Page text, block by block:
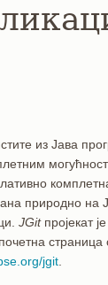
из Јава
природно на
JGitпројекат
страница
jgit.